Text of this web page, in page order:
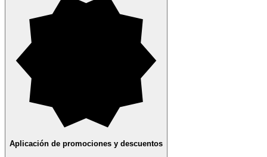
Aplicación de promociones y descuentos